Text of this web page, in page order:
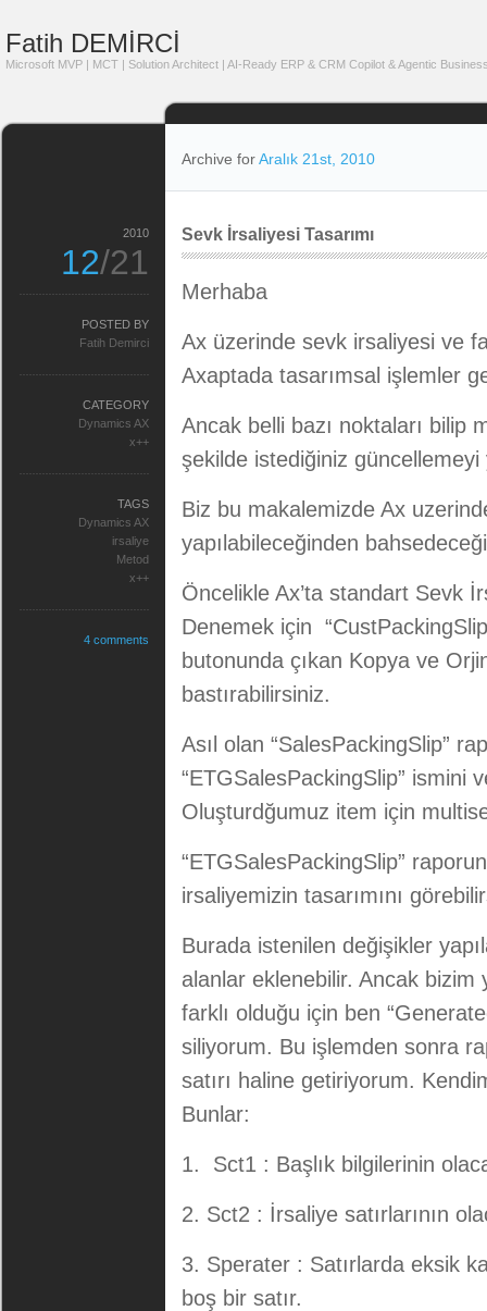
Fatih DEMİRCİ
Microsoft MVP | MCT | Solution Architect | AI-Ready ERP & CRM Copilot & Agentic
Archive forAralık 21st, 2010
Sevk İrsaliyesi Tasarımı
Merhaba
Ax üzerinde sevk irsaliyesi ve
Axaptada tasarımsal işlemler
Ancak belli bazı noktaları bilip
şekilde istediğiniz güncellemeyi
Biz bu makalemizde Ax
yapılabileceğinden
Öncelikle Ax’ta standart Sevk
Denemek için
butonunda çıkan Kopya ve
bastırabilirsiniz.
Asıl olan “SalesPackingSlip”
“ETGSalesPackingSlip” ismini
Oluşturdğumuz item için
“ETGSalesPackingSlip”
irsaliyemizin tasarımını
Burada istenilen değişikler
alanlar eklenebilir. Ancak bizim
farklı olduğu için ben
siliyorum. Bu işlemden sonra
satırı haline getiriyorum.
Bunlar:
1. Sct1 : Başlık bilgilerinin
2. Sct2 : İrsaliye satırlarının
3. Sperater : Satırlarda eksik
boş bir satır.
2010
12/21
POSTED BY
Fatih Demirci
CATEGORY
Dynamics AX
x++
TAGS
Dynamics AX
irsaliye
Metod
x++
4 comments